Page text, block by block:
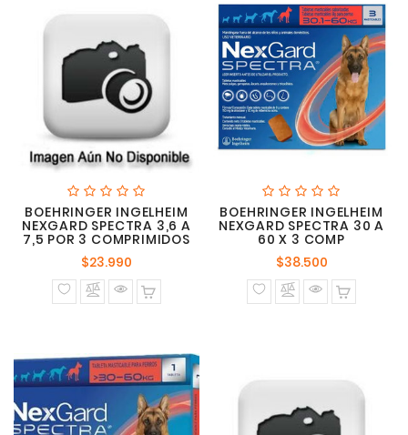
BOEHRINGER INGELHEIM
NEXGARD SPECTRA 3,6 A
7,5 POR 3 COMPRIMIDOS
$23.990
normal
BOEHRINGER INGELHEIM
NEXGARD SPECTRA 30 A
60 X 3 COMP
$38.500Precio
normal